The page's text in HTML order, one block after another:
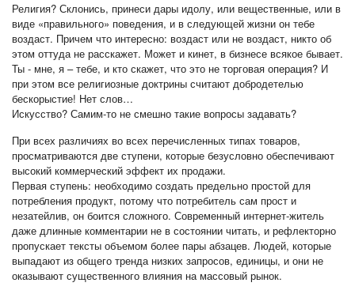
Религия? Склонись, принеси дары идолу, или вещественные, или в
виде «правильного» поведения, и в следующей жизни он тебе
воздаст. Причем что интересно: воздаст или не воздаст, никто об
этом оттуда не расскажет. Может и кинет, в бизнесе всякое бывает.
Ты - мне, я – тебе, и кто скажет, что это не торговая операция? И
при этом все религиозные доктрины считают добродетелью
бескорыстие! Нет слов…
Искусство? Самим-то не смешно такие вопросы задавать?
При всех различиях во всех перечисленных типах товаров,
просматриваются две ступени, которые безусловно обеспечивают
высокий коммерческий эффект их продажи.
Первая ступень: необходимо создать предельно простой для
потребления продукт, потому что потребитель сам прост и
незатейлив, он боится сложного. Современный интернет-житель
даже длинные комментарии не в состоянии читать, и рефлекторно
пропускает тексты объемом более пары абзацев. Людей, которые
выпадают из общего тренда низких запросов, единицы, и они не
оказывают существенного влияния на массовый рынок.